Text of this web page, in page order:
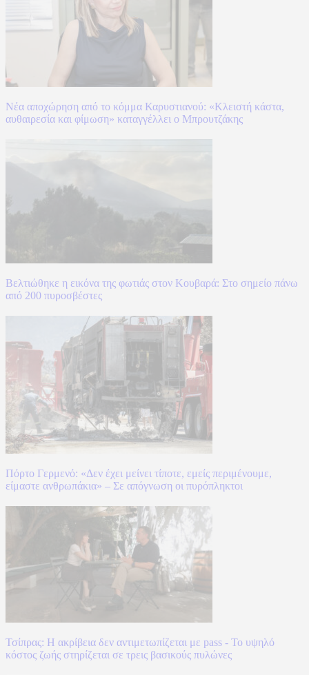
Νέα αποχώρηση από το κόμμα Καρυστιανού: «Κλειστή κάστα,
αυθαιρεσία και φίμωση» καταγγέλλει ο Μπρουτζάκης
Βελτιώθηκε η εικόνα της φωτιάς στον Κουβαρά: Στο σημείο πάνω
από 200 πυροσβέστες
Πόρτο Γερμενό: «Δεν έχει μείνει τίποτε, εμείς περιμένουμε,
είμαστε ανθρωπάκια» – Σε απόγνωση οι πυρόπληκτοι
Τσίπρας: Η ακρίβεια δεν αντιμετωπίζεται με pass - Το υψηλό
κόστος ζωής στηρίζεται σε τρεις βασικούς πυλώνες